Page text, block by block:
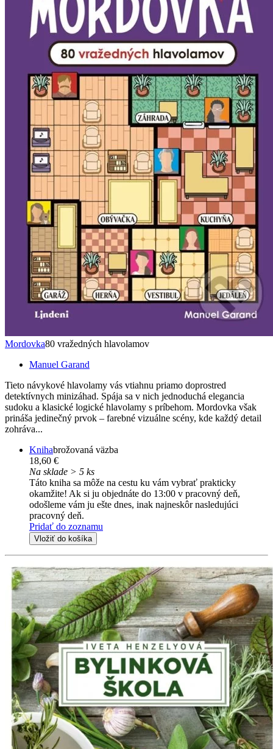
Mordovka80 vražedných hlavolamov
Manuel Garand
Tieto návykové hlavolamy vás vtiahnu priamo doprostred
detektívnych minizáhad. Spája sa v nich jednoduchá elegancia
sudoku a klasické logické hlavolamy s príbehom. Mordovka však
prináša jedinečný prvok – farebné vizuálne scény, kde každý detail
zohráva...
Knihabrožovaná väzba
18,60 €
Na sklade > 5 ks
Táto kniha sa môže na cestu ku vám vybrať prakticky
okamžite! Ak si ju objednáte do 13:00 v pracovný deň,
odošleme vám ju ešte dnes, inak najneskôr nasledujúci
pracovný deň.
Pridať do zoznamu
Vložiť do košíka